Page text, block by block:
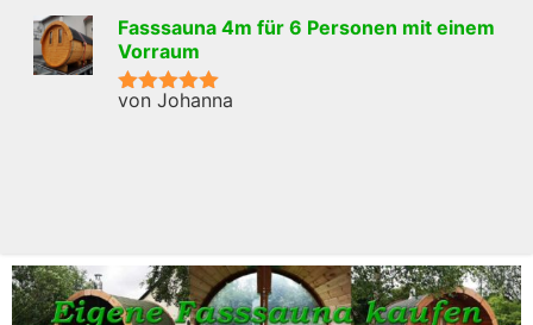
Fasssauna 4m für 6 Personen mit einem
Vorraum
Bewertet mit
von Johanna